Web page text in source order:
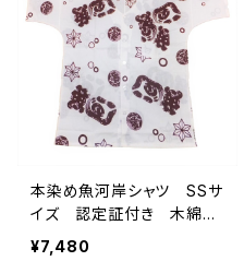
本染め魚河岸シャツ SSサ
イズ 認定証付き 木綿
晒 涼麻柄 白×えんじ
¥7,480